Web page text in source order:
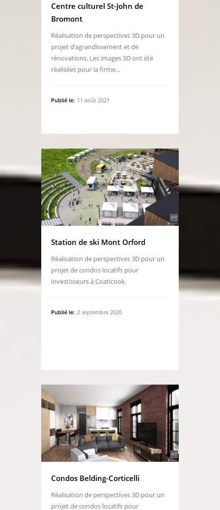
Centre culturel St-John de
Bromont
Réalisation de perspectives 3D pour un
projet d’agrandissement et de
rénovations. Les images 3D ont été
réalisées pour la firme…
Publié le: 11 août 2021
Station de ski Mont Orford
Réalisation de perspectives 3D pour un
projet de condos locatifs pour
investisseurs à Coaticook.
Publié le: 2 septembre 2020
Condos Belding-Corticelli
Réalisation de perspectives 3D pour un
projet de condos locatifs pour